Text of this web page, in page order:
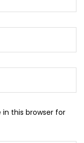
this browser for